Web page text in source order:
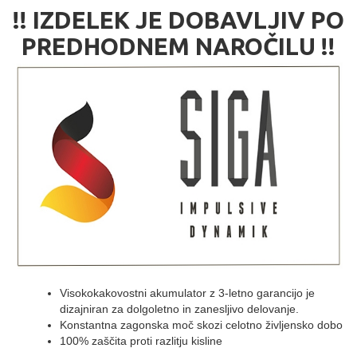
!! IZDELEK JE DOBAVLJIV PO
PREDHODNEM NAROČILU !!
Visokokakovostni akumulator z 3-letno garancijo je
dizajniran za dolgoletno in zanesljivo delovanje.
Konstantna zagonska moč skozi celotno življensko dobo
100% zaščita proti razlitju kisline